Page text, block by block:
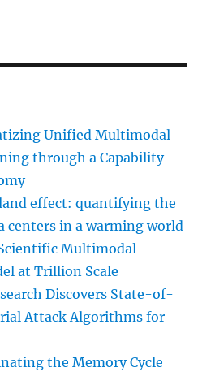
Unified Multimodal
through a Capability-
effect: quantifying the
centers in a warming world
Multimodal
at Trillion Scale
Discovers State-of-
Attack Algorithms for
the Memory Cycle